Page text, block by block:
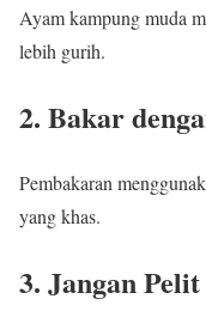
Ayam kampung muda
lebih gurih.
2. Bakar
Pembakaran
yang khas.
3. Jangan